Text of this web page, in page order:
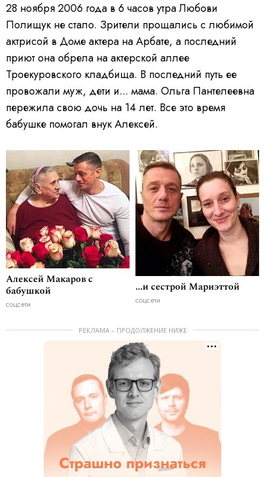
28 ноября 2006 года в 6 часов утра Любови
Полищук не стало. Зрители прощались с любимой
актрисой в Доме актера на Арбате, а последний
приют она обрела на актерской аллее
Троекуровского кладбища. В последний путь ее
провожали муж, дети и... мама. Ольга Пантелеевна
пережила свою дочь на 14 лет. Все это время
бабушке помогал внук Алексей.
Алексей Макаров с
бабушкой
соцсети
...и сестрой Мариэттой
соцсети
РЕКЛАМА – ПРОДОЛЖЕНИЕ НИЖЕ